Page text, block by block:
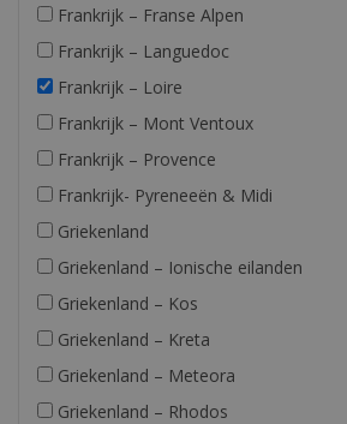
Frankrijk – Franse Alpen
Frankrijk – Languedoc
Frankrijk – Loire
Frankrijk – Mont Ventoux
Frankrijk – Provence
Frankrijk- Pyreneeën & Midi
Griekenland
Griekenland – Ionische eilanden
Griekenland – Kos
Griekenland – Kreta
Griekenland – Meteora
Griekenland – Rhodos